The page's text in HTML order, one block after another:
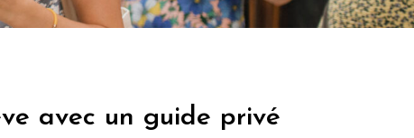
avec un guide privé